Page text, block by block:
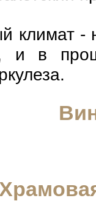
климат -
и в